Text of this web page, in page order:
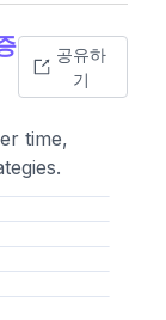
공유하
기
time,